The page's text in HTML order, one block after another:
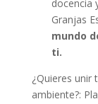
docencia
Granjas
mundo
ti.
¿Quieres unir
ambiente?: